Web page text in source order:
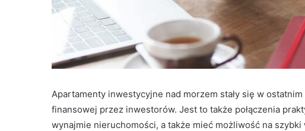
Apartamenty inwestycyjne nad morzem stały się w
finansowej przez inwestorów. Jest to także połączenia
wynajmie nieruchomości, a także mieć możliwość na